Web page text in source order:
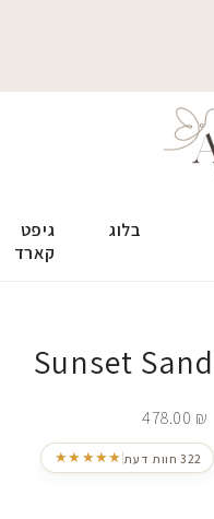
בלוג
גיפט
קארד
Sunset Sand
478.00 ₪
★★★★★ 322 חוות דעת